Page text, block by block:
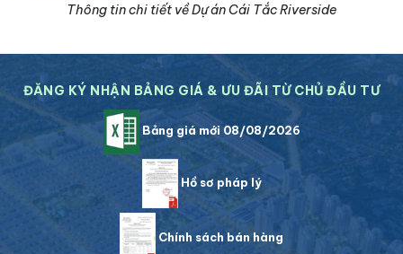
Thông tin chi tiết về Dự án Cái Tắc Riverside
ĐĂNG KÝ NHẬN BẢNG GIÁ & ƯU ĐÃI TỪ CHỦ ĐẦU TƯ
Bảng giá mới 08/08/2026
Hồ sơ pháp lý
Chính sách bán hàng